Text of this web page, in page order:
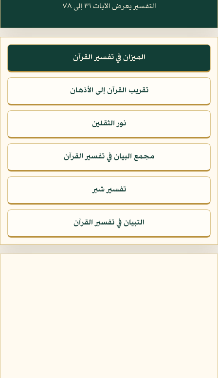
التفسير يعرض الآيات ٣١ إلى ٧٨
الميزان في تفسير القرآن
تقريب القرآن إلى الأذهان
نور الثقلين
مجمع البيان في تفسير القرآن
تفسير شبر
التبيان في تفسير القرآن